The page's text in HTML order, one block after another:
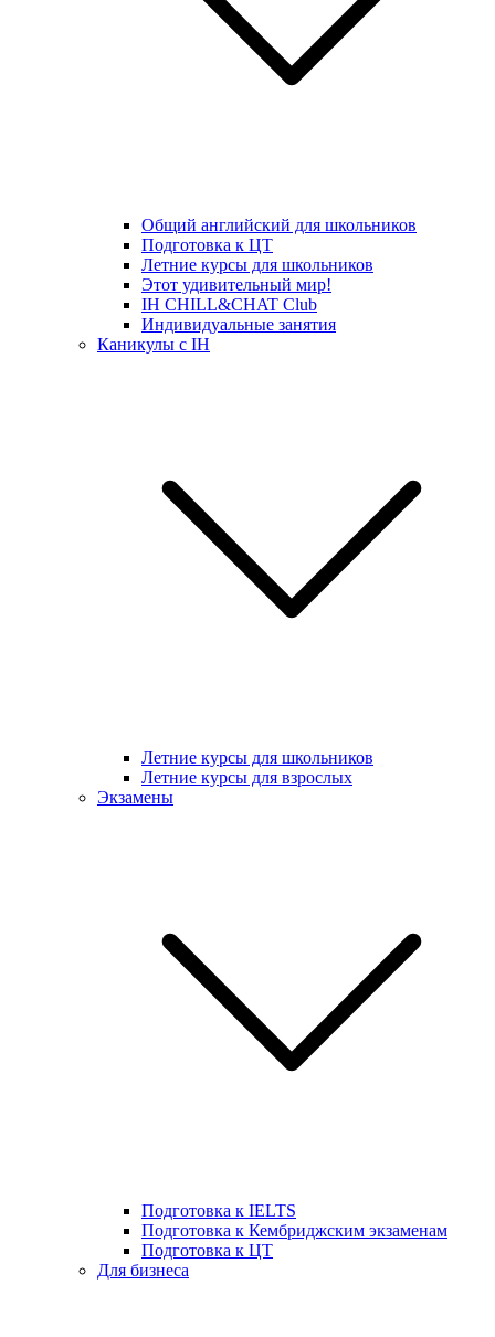
Общий английский для школьников
Подготовка к ЦТ
Летние курсы для школьников
Этот удивительный мир!
IH CHILL&CHAT Club
Индивидуальные занятия
Каникулы с IH
Летние курсы для школьников
Летние курсы для взрослых
Экзамены
Подготовка к IELTS
Подготовка к Кембриджским экзаменам
Подготовка к ЦТ
Для бизнеса